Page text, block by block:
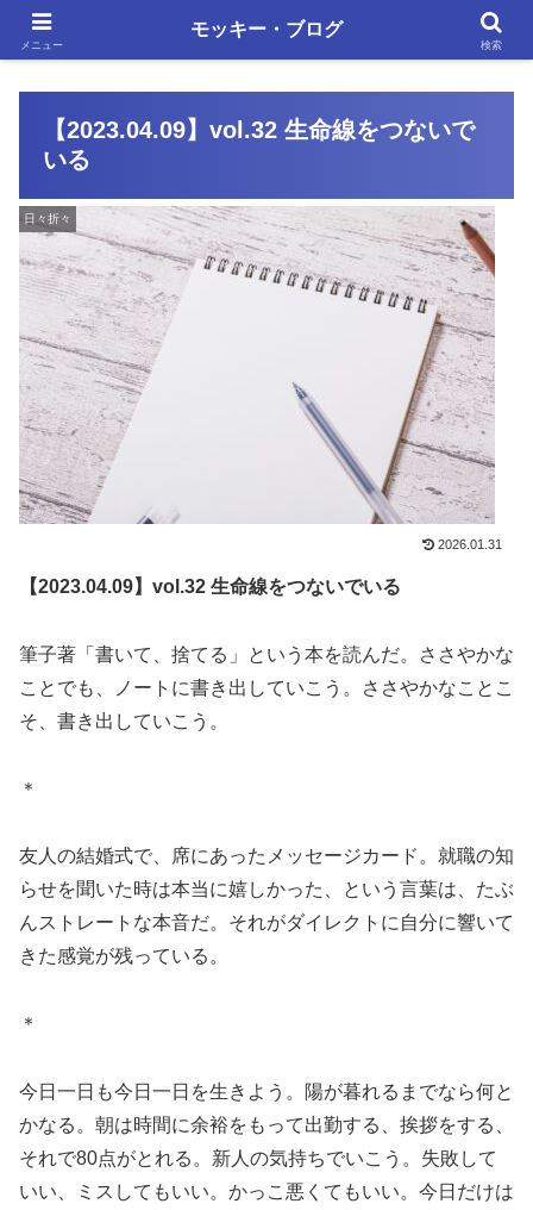
単調な日々にも、いろいろあります
【2023.04.09】vol.32 生命線をつないで
いる
日々折々
2026.01.31
【2023.04.09】vol.32 生命線をつないでいる
筆子著「書いて、捨てる」という本を読んだ。ささやかな
ことでも、ノートに書き出していこう。ささやかなことこ
そ、書き出していこう。
＊
友人の結婚式で、席にあったメッセージカード。就職の知
らせを聞いた時は本当に嬉しかった、という言葉は、たぶ
んストレートな本音だ。それがダイレクトに自分に響いて
きた感覚が残っている。
＊
今日一日も今日一日を生きよう。陽が暮れるまでなら何と
かなる。朝は時間に余裕をもって出勤する、挨拶をする、
それで80点がとれる。新人の気持ちでいこう。失敗して
いい、ミスしてもいい。かっこ悪くてもいい。今日だけは
メニュー
モッキー・ブログ
検索